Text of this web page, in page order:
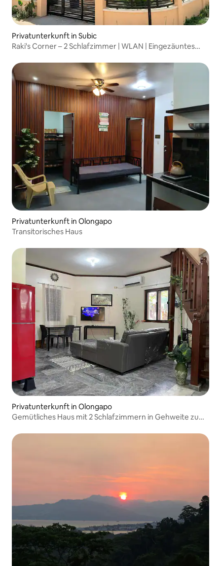
Privatunterkunft in Subic
Raki's Corner – 2 Schlafzimmer | WLAN | Eingezäuntes
Privatunterkunft in Olongapo
Transitorisches Haus
Privatunterkunft in Olongapo
Gemütliches Haus mit 2 Schlafzimmern in Gehweite zum